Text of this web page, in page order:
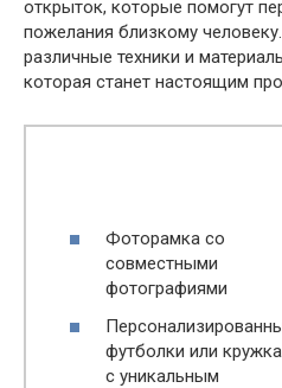
открыток, которые помогут
пожелания близкому
различные техники и
которая станет настоящим
Фоторамка со
совместными
фотографиями
футболки или кружка
с уникальным